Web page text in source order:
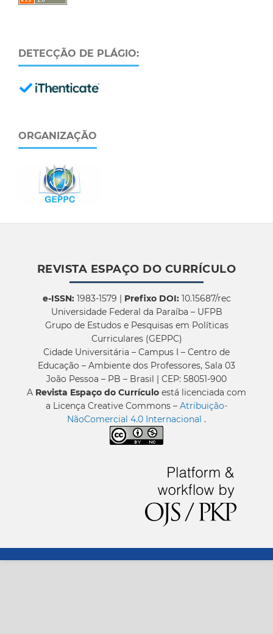
DETECÇÃO DE PLÁGIO:
ORGANIZAÇÃO
REVISTA ESPAÇO DO CURRÍCULO
e-ISSN:1983-1579 | Prefixo DOI:10.15687/rec
Universidade Federal da Paraíba – UFPB
Grupo de Estudos e Pesquisas em Políticas
Curriculares (GEPPC)
Cidade Universitária – Campus I – Centro de
Educação – Ambiente dos Professores, Sala 03
João Pessoa – PB – Brasil | CEP: 58051-900
A Revista Espaço do Currículo está licenciada com
a Licença Creative Commons – Atribuição-
NãoComercial 4.0 Internacional .